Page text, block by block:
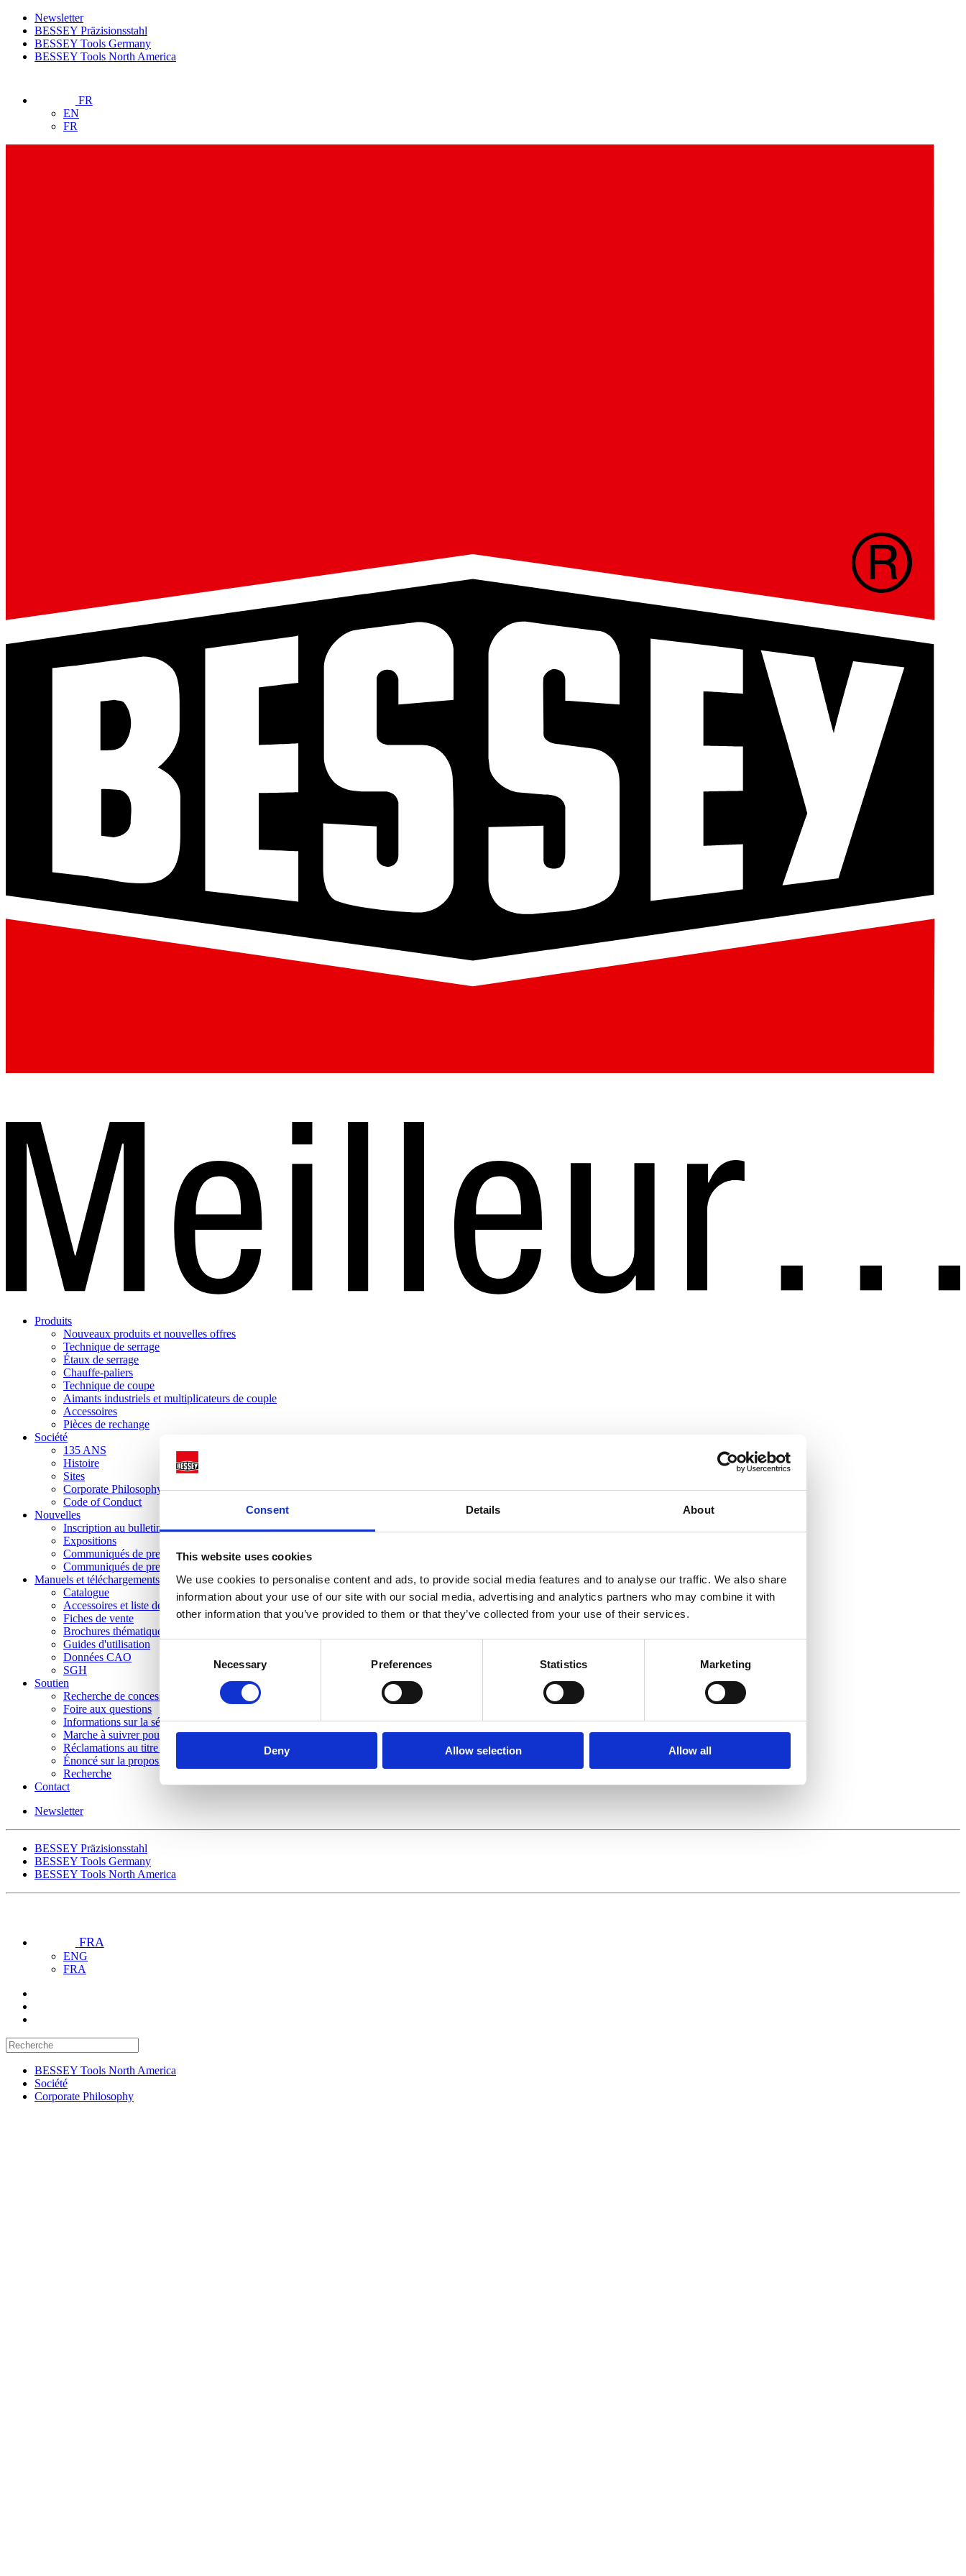
Consent Details About
This website uses cookies
We use cookies to personalise content and ads, to provide social media features and to analyse our traffic. We also share
information about your use of our site with our social media, advertising and analytics partners who may combine it with
other information that you’ve provided to them or that they’ve collected from your use of their services.
Necessary Preferences Statistics Marketing
Deny Allow selection Allow all
Newsletter
BESSEY Präzisionsstahl
BESSEY Tools Germany
BESSEY Tools North America
FR
EN
FR
Produits
Nouveaux produits et nouvelles offres
Technique de serrage
Étaux de serrage
Chauffe-paliers
Technique de coupe
Aimants industriels et multiplicateurs de couple
Accessoires
Pièces de rechange
Société
135 ANS
Histoire
Sites
Corporate Philosophy
Code of Conduct
Nouvelles
Inscription au bulletin d'information
Expositions
Communiqués de presse actuels
Communiqués de presse archivés
Manuels et téléchargements
Catalogue
Accessoires et liste de pièces de rechange
Fiches de vente
Brochures thématiques
Guides d'utilisation
Données CAO
SGH
Soutien
Recherche de concessionnaire
Foire aux questions
Informations sur la sécurité
Marche à suivrer pour le retour des produits
Réclamations au titre de la garantie
Énoncé sur la proposition 65 de la Californie
Recherche
Contact
Newsletter
BESSEY Präzisionsstahl
BESSEY Tools Germany
BESSEY Tools North America
FRA
ENG
FRA
BESSEY Tools North America
Société
Corporate Philosophy